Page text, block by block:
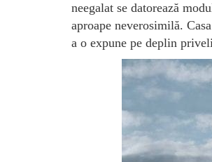
neegalat se datorează
aproape neverosimilă.
a o expune pe deplin